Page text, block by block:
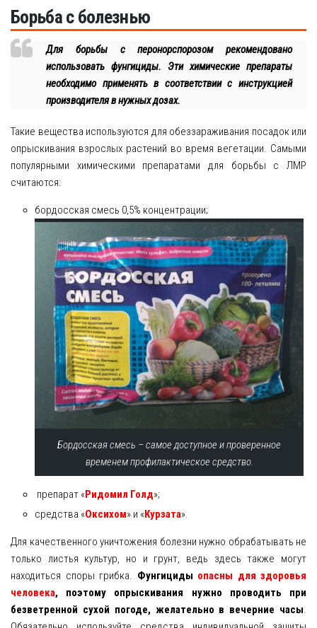
Борьба с болезнью
Для борьбы с перонорспорозом рекомендовано
использовать фунгициды. Эти химические препараты
необходимо применять в соответствии с инструкцией
производителя в нужных дозах.
Такие вещества используются для обеззараживания посадок или
опрыскивания взрослых растений во время вегетации. Самыми
популярными химическими препаратами для борьбы с ЛМР
считаются:
бордосская смесь 0,5% концентрации;
Бордосская смесь – самое доступное и проверенное
временем профилактическое средство.
препарат « Ридомил Голд»;
средства «Оксихом» и « Курзата».
Для качественного уничтожения болезни нужно обрабатывать не
только листья культур, но и грунт, ведь здесь также могут
находиться споры грибка. Фунгициды опасны для здоровья
человека, поэтому опрыскивания нужно проводить при
безветренной сухой погоде, желательно в вечерние часы.